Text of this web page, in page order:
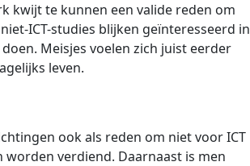
kwijt te kunnen een valide reden om
ICT-studies blijken geïnteresseerd in
Meisjes voelen zich juist eerder
leven.
ook als reden om niet voor ICT
verdiend. Daarnaast is men